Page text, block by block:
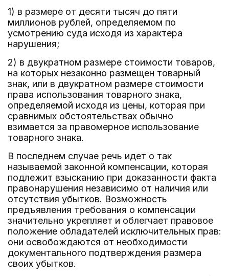
1) в размере от десяти тысяч до пяти
миллионов рублей, определяемом по
усмотрению суда исходя из характера
нарушения;
2) в двукратном размере стоимости товаров,
на которых незаконно размещен товарный
знак, или в двукратном размере стоимости
права использования товарного знака,
определяемой исходя из цены, которая при
сравнимых обстоятельствах обычно
взимается за правомерное использование
товарного знака.
В последнем случае речь идет о так
называемой законной компенсации, которая
подлежит взысканию при доказанности факта
правонарушения независимо от наличия или
отсутствия убытков. Возможность
предъявления требования о компенсации
значительно укрепляет и облегчает правовое
положение обладателей исключительных прав:
они освобождаются от необходимости
документального подтверждения размера
своих убытков.